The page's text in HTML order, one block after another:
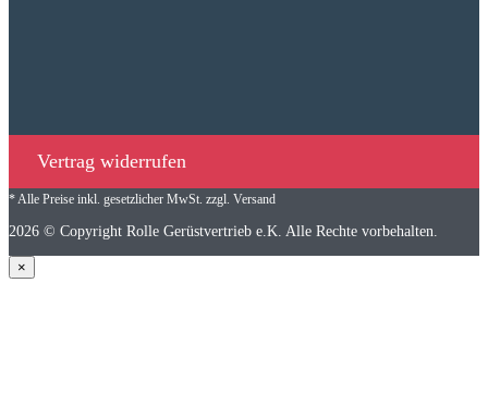
Vertrag widerrufen
* Alle Preise inkl. gesetzlicher MwSt. zzgl. Versand
2026 © Copyright Rolle Gerüstvertrieb e.K. Alle Rechte vorbehalten.
×